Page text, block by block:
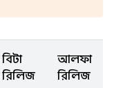
বিটা
রিলিজ
আলফা
রিলিজ